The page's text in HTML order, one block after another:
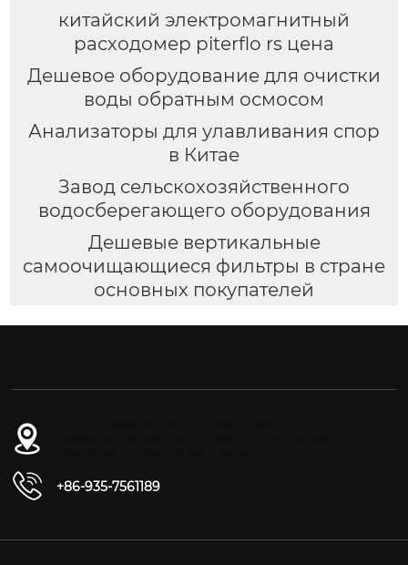
китайский электромагнитный
расходомер piterflo rs цена
Дешевое оборудование для очистки
воды обратным осмосом
Анализаторы для улавливания спор
в Китае
Завод сельскохозяйственного
водосберегающего оборудования
Дешевые вертикальные
самоочищающиеся фильтры в стране
основных покупателей
+86-935-7561189